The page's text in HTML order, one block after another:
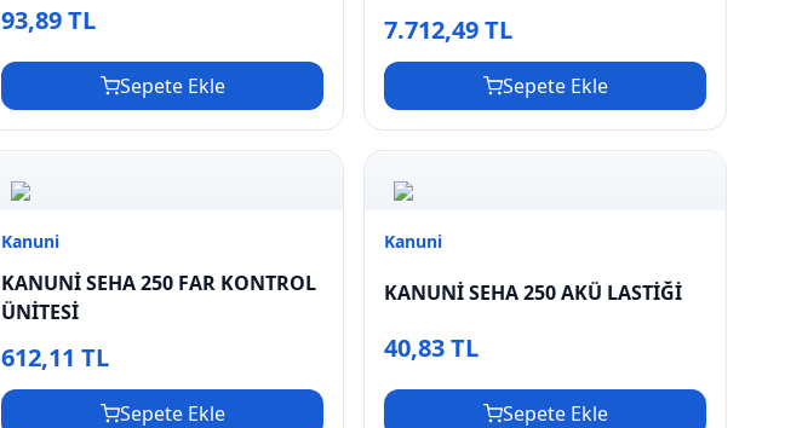
93,89 TL
Sepete Ekle
7.712,49 TL
Sepete Ekle
Kanuni
KANUNİ SEHA 250 FAR KONTROL
ÜNİTESİ
612,11 TL
Sepete Ekle
Kanuni
KANUNİ SEHA 250 AKÜ LASTİĞİ
40,83 TL
Sepete Ekle